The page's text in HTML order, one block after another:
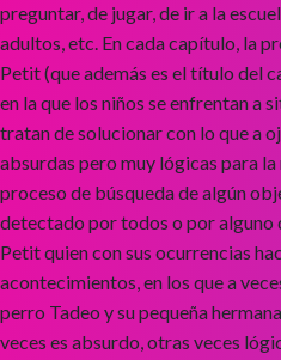
preguntar, de jugar, de ir a la
adultos, etc. En cada capítulo, la
Petit (que además es el título del
en la que los niños se enfrentan a
tratan de solucionar con lo que a
absurdas pero muy lógicas para
proceso de búsqueda de algún
detectado por todos o por alguno
Petit quien con sus ocurrencias
acontecimientos, en los que a
perro Tadeo y su pequeña
veces es absurdo, otras veces